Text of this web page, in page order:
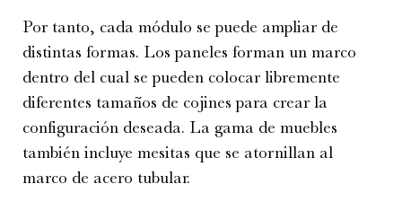
Por tanto, cada módulo se puede ampliar de
distintas formas. Los paneles forman un marco
dentro del cual se pueden colocar libremente
diferentes tamaños de cojines para crear la
configuración deseada. La gama de muebles
también incluye mesitas que se atornillan al
marco de acero tubular.